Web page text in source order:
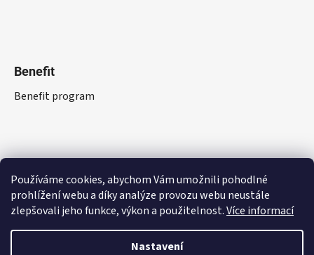
Používáme cookies, abychom Vám umožnili pohodlné
prohlížení webu a díky analýze provozu webu neustále
zlepšovali jeho funkce, výkon a použitelnost.Více informací
Nastavení
Benefit
Benefit program